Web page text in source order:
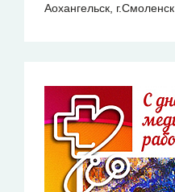
Аохангельск, г.Смоленск